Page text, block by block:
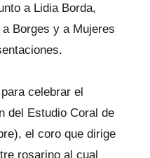
a Lidia Borda,
Borges y a Mujeres
celebrar el
del Estudio Coral de
el coro que dirige
rosarino al cual